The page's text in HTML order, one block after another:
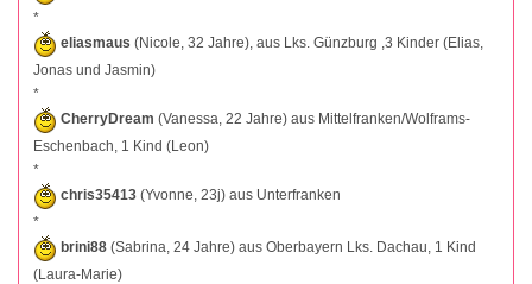
*
eliasmaus (Nicole, 32 Jahre), aus Lks. Günzburg ,3 Kinder (Elias,
Jonas und Jasmin)
*
CherryDream (Vanessa, 22 Jahre) aus Mittelfranken/Wolframs-
Eschenbach, 1 Kind (Leon)
*
chris35413 (Yvonne, 23j) aus Unterfranken
*
brini88 (Sabrina, 24 Jahre) aus Oberbayern Lks. Dachau, 1 Kind
(Laura-Marie)